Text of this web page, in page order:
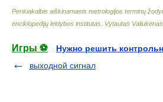
Penkiakalbis aiškinamasis metrologijos terminų
enciklopedijų leidybos institutas Vytautas
Игры ⚽
Нужно решить
выходной сигнал